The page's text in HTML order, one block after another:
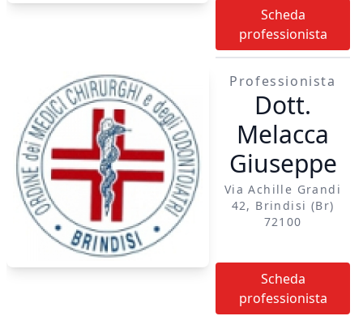
Scheda
professionista
Professionista
Dott.
Melacca
Giuseppe
Via Achille Grandi
42, Brindisi (br)
72100
Scheda
professionista